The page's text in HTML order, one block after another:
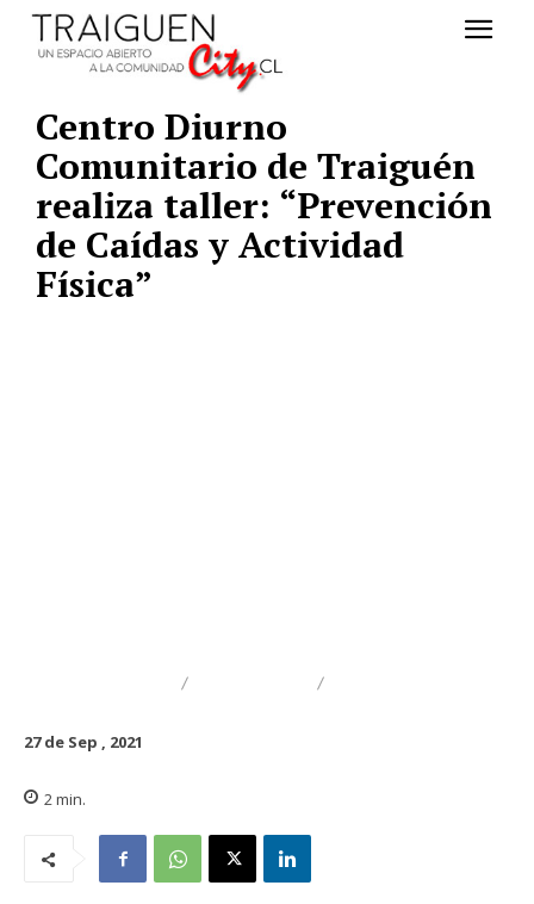
Centro Diurno
Comunitario de Traiguén
realiza taller: “Prevención
de Caídas y Actividad
Física”
27 de Sep , 2021
2 min.